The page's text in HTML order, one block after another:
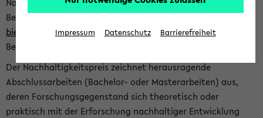
Bewerbung dieses Formular<https://formulare.uni-
bielefeld.de/frontend-server/form/provide/913/>. Die
Bewerbungsfrist endet am 30.09.2026.
Der Nachhaltigkeitspreis zeichnet herausragende
Abschlussarbeiten (Bachelor- oder Masterarbeiten) aus,
deren Forschungsgegenstand sich theoretisch oder
praktisch mit der Erforschung nachhaltiger Entwicklung
Impressum Datenschutz Barrierefreiheit